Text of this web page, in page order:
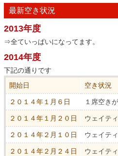
最新空き状況
2013年度
⇒全ていっぱいになってます。
2014年度
下記の通りです
開始日
空き状況
２０１４年１月６日 １席空き
２０１４年１月２０日 ウェイテ
２０１４年２月１０日 ウェイテ
２０１４年２月２４日 ウェイテ